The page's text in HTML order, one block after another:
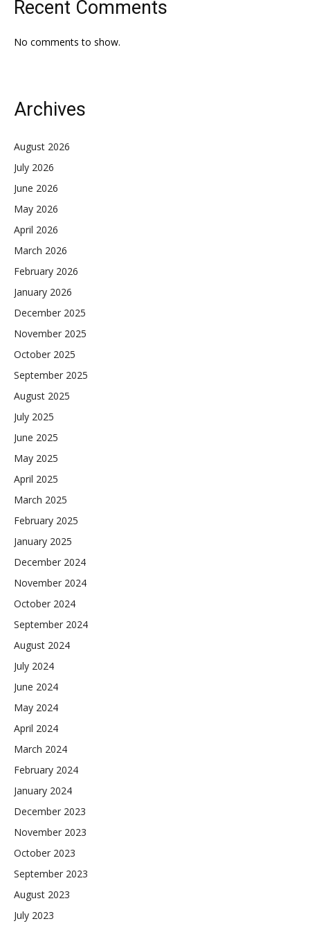
Recent Comments
No comments to show.
Archives
August 2026
July 2026
June 2026
May 2026
April 2026
March 2026
February 2026
January 2026
December 2025
November 2025
October 2025
September 2025
August 2025
July 2025
June 2025
May 2025
April 2025
March 2025
February 2025
January 2025
December 2024
November 2024
October 2024
September 2024
August 2024
July 2024
June 2024
May 2024
April 2024
March 2024
February 2024
January 2024
December 2023
November 2023
October 2023
September 2023
August 2023
July 2023